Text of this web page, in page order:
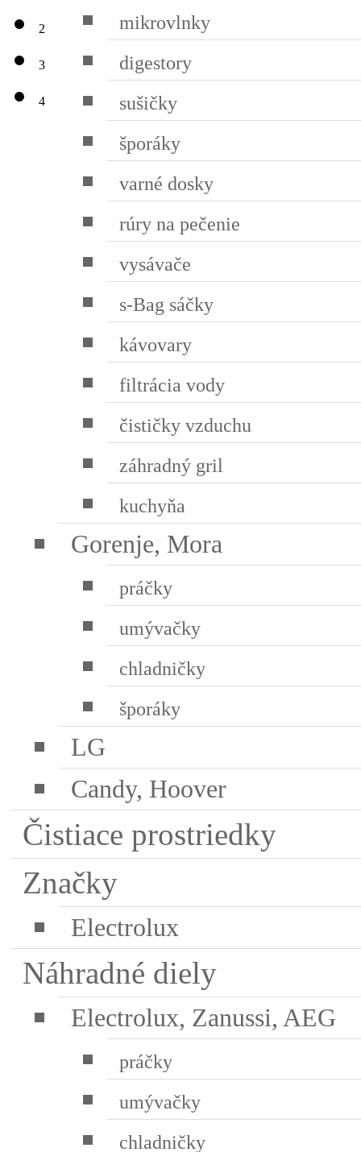
2
3
4
mikrovlnky
digestory
sušičky
šporáky
varné dosky
rúry na pečenie
vysávače
s-Bag sáčky
kávovary
filtrácia vody
čističky vzduchu
záhradný gril
kuchyňa
Gorenje, Mora
práčky
umývačky
chladničky
šporáky
LG
Candy, Hoover
Čistiace prostriedky
Značky
Electrolux
Náhradné diely
Electrolux, Zanussi, AEG
práčky
umývačky
chladničky